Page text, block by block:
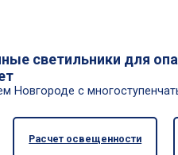
светильники для
Новгороде с
Расчет освещенности